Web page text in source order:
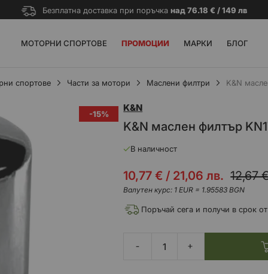
Безплатна доставка при поръчка над 76.18 € / 149 лв
МОТОРНИ СПОРТОВЕ ПРОМОЦИИ МАРКИ БЛОГ
спортове Части за мотори Маслени филтри K&N
-15%
K&N маслен филтър
K&N
В наличност
Промо
цена
10,77 € / 21,06 лв. 12,67
Валутен курс: 1 EUR = 1.95583 BGN
Поръчай сега и получи в срок